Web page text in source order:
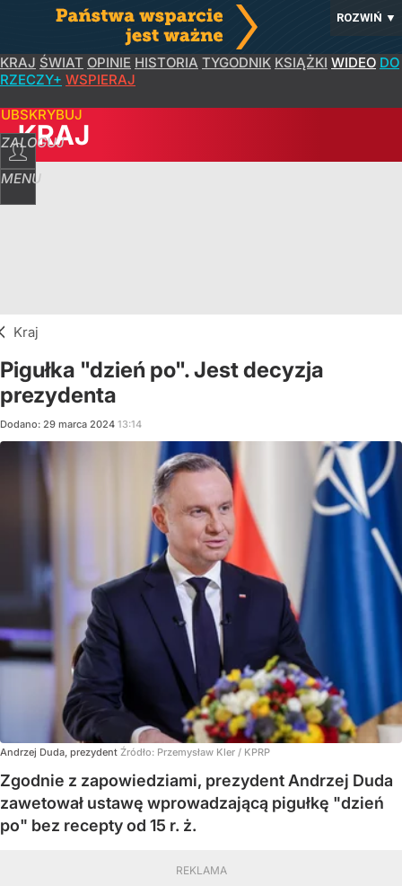
ROZWIŃ ▼
KRAJ ŚWIAT OPINIE HISTORIA TYGODNIK KSIĄŻKI WIDEO DO
RZECZY+ WSPIERAJ
ZALOGUJ
MENU
KRAJ
Kraj
Pigułka "dzień po". Jest decyzja
prezydenta
Dodano: 29 marca 2024 13:14
Andrzej Duda, prezydent Źródło: Przemysław Kler / KPRP
Zgodnie z zapowiedziami, prezydent Andrzej Duda
zawetował ustawę wprowadzającą pigułkę "dzień
po" bez recepty od 15 r. ż.